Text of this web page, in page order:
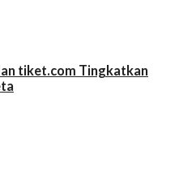
tiket.com Tingkatkan